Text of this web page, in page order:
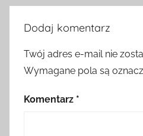
Dodaj komentarz
Twój adres e-mail nie
Wymagane pola są
Komentarz *